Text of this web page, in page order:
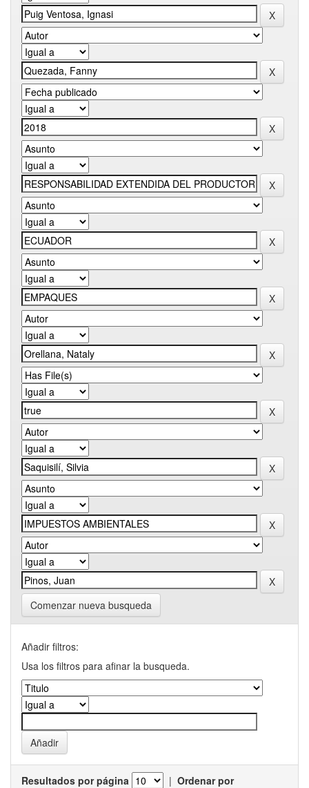
Comenzar nueva busqueda
Añadir filtros:
Usa los filtros para afinar la busqueda.
Resultados por página | Ordenar por